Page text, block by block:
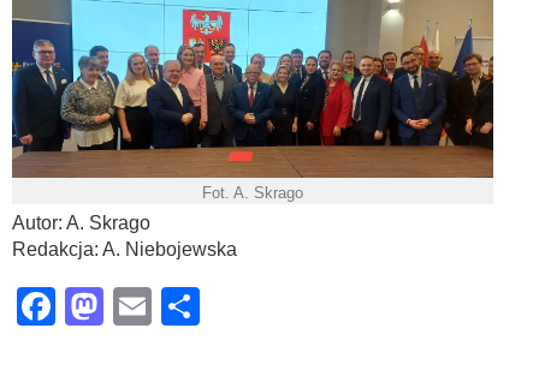
Fot. A. Skrago
Autor: A. Skrago
Redakcja: A. Niebojewska
Facebook
Mastodon
Email